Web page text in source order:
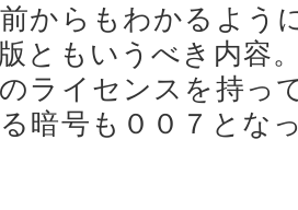
からもわかるよう
ともいうべき内容
ライセンスを持っ
暗号も００７とな